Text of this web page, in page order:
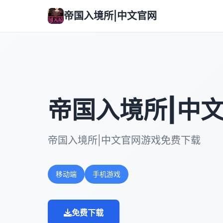
帝国入境所|中文官网
帝国入境所|中
帝国入境所|中文官网游戏免费下载
移动端 手机游戏
免费下载